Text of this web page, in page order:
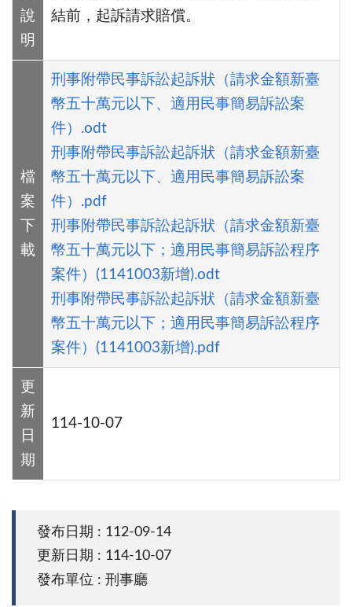
說
明
結前，起訴請求賠償。
檔
案
下
載
刑事附帶民事訴訟起訴狀（請求金額新臺
幣五十萬元以下、適用民事簡易訴訟案
件）.odt
刑事附帶民事訴訟起訴狀（請求金額新臺
幣五十萬元以下、適用民事簡易訴訟案
件）.pdf
刑事附帶民事訴訟起訴狀（請求金額新臺
幣五十萬元以下；適用民事簡易訴訟程序
案件）(1141003新增).odt
刑事附帶民事訴訟起訴狀（請求金額新臺
幣五十萬元以下；適用民事簡易訴訟程序
案件）(1141003新增).pdf
更
新
日
期
114-10-07
發布日期 : 112-09-14
更新日期 : 114-10-07
發布單位 : 刑事廳